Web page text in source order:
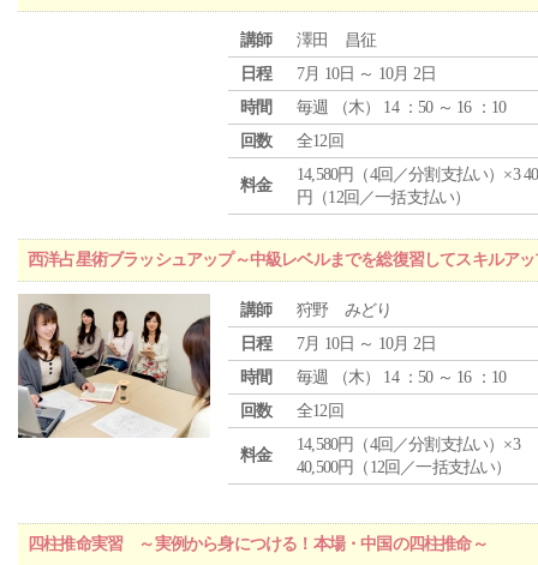
講師
澤田 昌征
日程
7月 10日 ～ 10月 2日
時間
毎週 （木） 14 ：50 ～ 16 ：10
回数
全12回
料金
14,580円（4回／分割支払い）×3
円（12回／一括支払い）
西洋占星術ブラッシュアップ～中級レベルまでを総復習してスキルア
講師
狩野 みどり
日程
7月 10日 ～ 10月 2日
時間
毎週 （木） 14 ：50 ～ 16 ：10
回数
全12回
料金
14,580円（4回／分割支払い）×3
40,500円（12回／一括支払い）
四柱推命実習 ～実例から身につける！本場・中国の四柱推命～